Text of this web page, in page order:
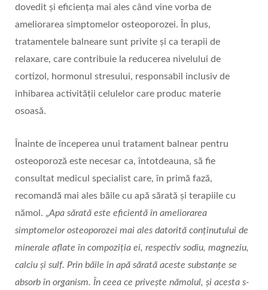
dovedit și eficiența mai ales când vine vorba de
ameliorarea simptomelor osteoporozei. În plus,
tratamentele balneare sunt privite și ca terapii de
relaxare, care contribuie la reducerea nivelului de
cortizol, hormonul stresului, responsabil inclusiv de
inhibarea activității celulelor care produc materie
osoasă.
Înainte de începerea unui tratament balnear pentru
osteoporoză este necesar ca, întotdeauna, să fie
consultat medicul specialist care, în primă fază,
recomandă mai ales băile cu apă sărată și terapiile cu
nămol. „Apa sărată este eficientă în ameliorarea
simptomelor osteoporozei mai ales datorită conținutului de
minerale aflate în compoziția ei, respectiv sodiu, magneziu,
calciu și sulf. Prin băile în apă sărată aceste substanțe se
absorb în organism. În ceea ce privește nămolul, și acesta s-